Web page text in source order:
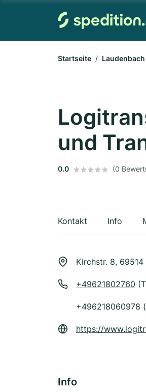
Startseite Laudenbach
und
0.0 (0
Kontakt Info
Kirchstr. 8,
+49621802760
+496218060978
https://
Info